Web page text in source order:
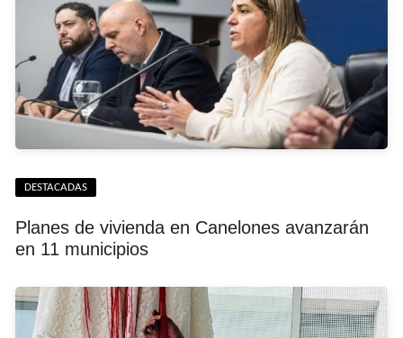
DESTACADAS
Planes de vivienda en Canelones avanzarán
en 11 municipios